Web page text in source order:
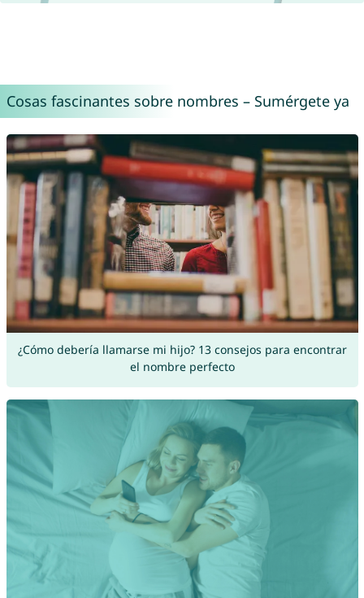
Cosas fascinantes sobre nombres – Sumérgete ya
¿Cómo debería llamarse mi hijo? 13 consejos para encontrar
el nombre perfecto